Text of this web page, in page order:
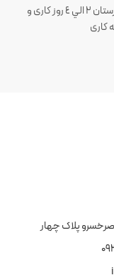
ارسال سفارش های تهران 1 الی 3 روز کاری و شهرستان ٢ الي ٤ روز کاری و
کاری
پلاک چهار